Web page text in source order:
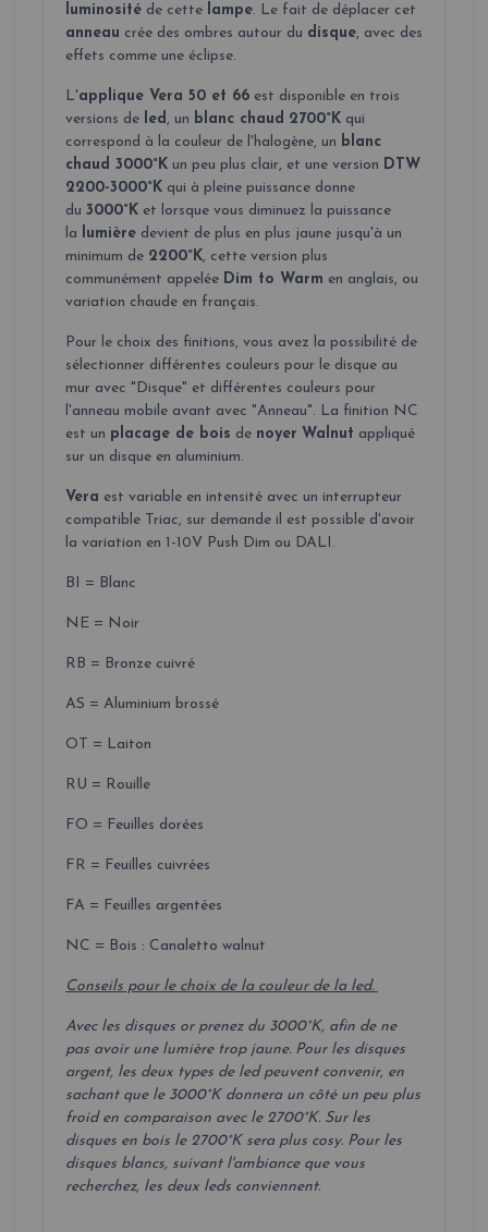
luminosité de cette lampe. Le fait de déplacer cet
anneau crée des ombres autour du disque, avec des
effets comme une éclipse.
L'applique Vera 50 et 66 est disponible en trois
versions de led , un blanc chaud 2700°K qui
correspond à la couleur de l'halogène, un blanc
chaud 3000°K un peu plus clair, et une version DTW
2200-3000°K qui à pleine puissance donne
du 3000°K et lorsque vous diminuez la puissance
la
lumière devient de plus en plus jaune jusqu'à un
minimum de 2200°K, cette version plus
communément appelée Dim to Warm en anglais, ou
variation chaude en français.
Pour le choix des finitions, vous avez la possibilité de
sélectionner différentes couleurs pour le disque au
mur avec "Disque" et différentes couleurs pour
l'anneau mobile avant avec "Anneau". La finition NC
est un placage de bois de noyer Walnut appliqué
sur un disque en aluminium.
Vera est variable en intensité avec un interrupteur
compatible Triac, sur demande il est possible d'avoir
la variation en 1-10V Push Dim ou DALI.
BI = Blanc
NE = Noir
RB = Bronze cuivré
AS = Aluminium brossé
OT = Laiton
RU = Rouille
FO = Feuilles dorées
FR = Feuilles cuivrées
FA = Feuilles argentées
NC = Bois : Canaletto walnut
Conseils pour le choix de la couleur de la led.
Avec les disques or prenez du 3000°K, afin de ne
pas avoir une lumière trop jaune. Pour les disques
argent, les deux types de led peuvent convenir, en
sachant que le 3000°K donnera un côté un peu plus
froid en comparaison avec le 2700°K. Sur les
disques en bois le 2700°K sera plus cosy. Pour les
disques blancs, suivant l'ambiance que vous
recherchez, les deux leds conviennent.